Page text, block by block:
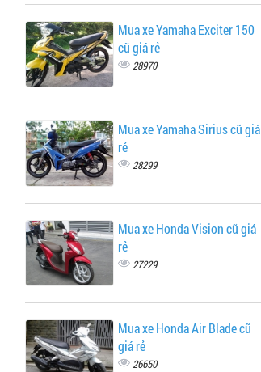
Mua xe Yamaha Exciter 150
cũ giá rẻ
28970
Mua xe Yamaha Sirius cũ giá
rẻ
28299
Mua xe Honda Vision cũ giá
rẻ
27229
Mua xe Honda Air Blade cũ
giá rẻ
26650